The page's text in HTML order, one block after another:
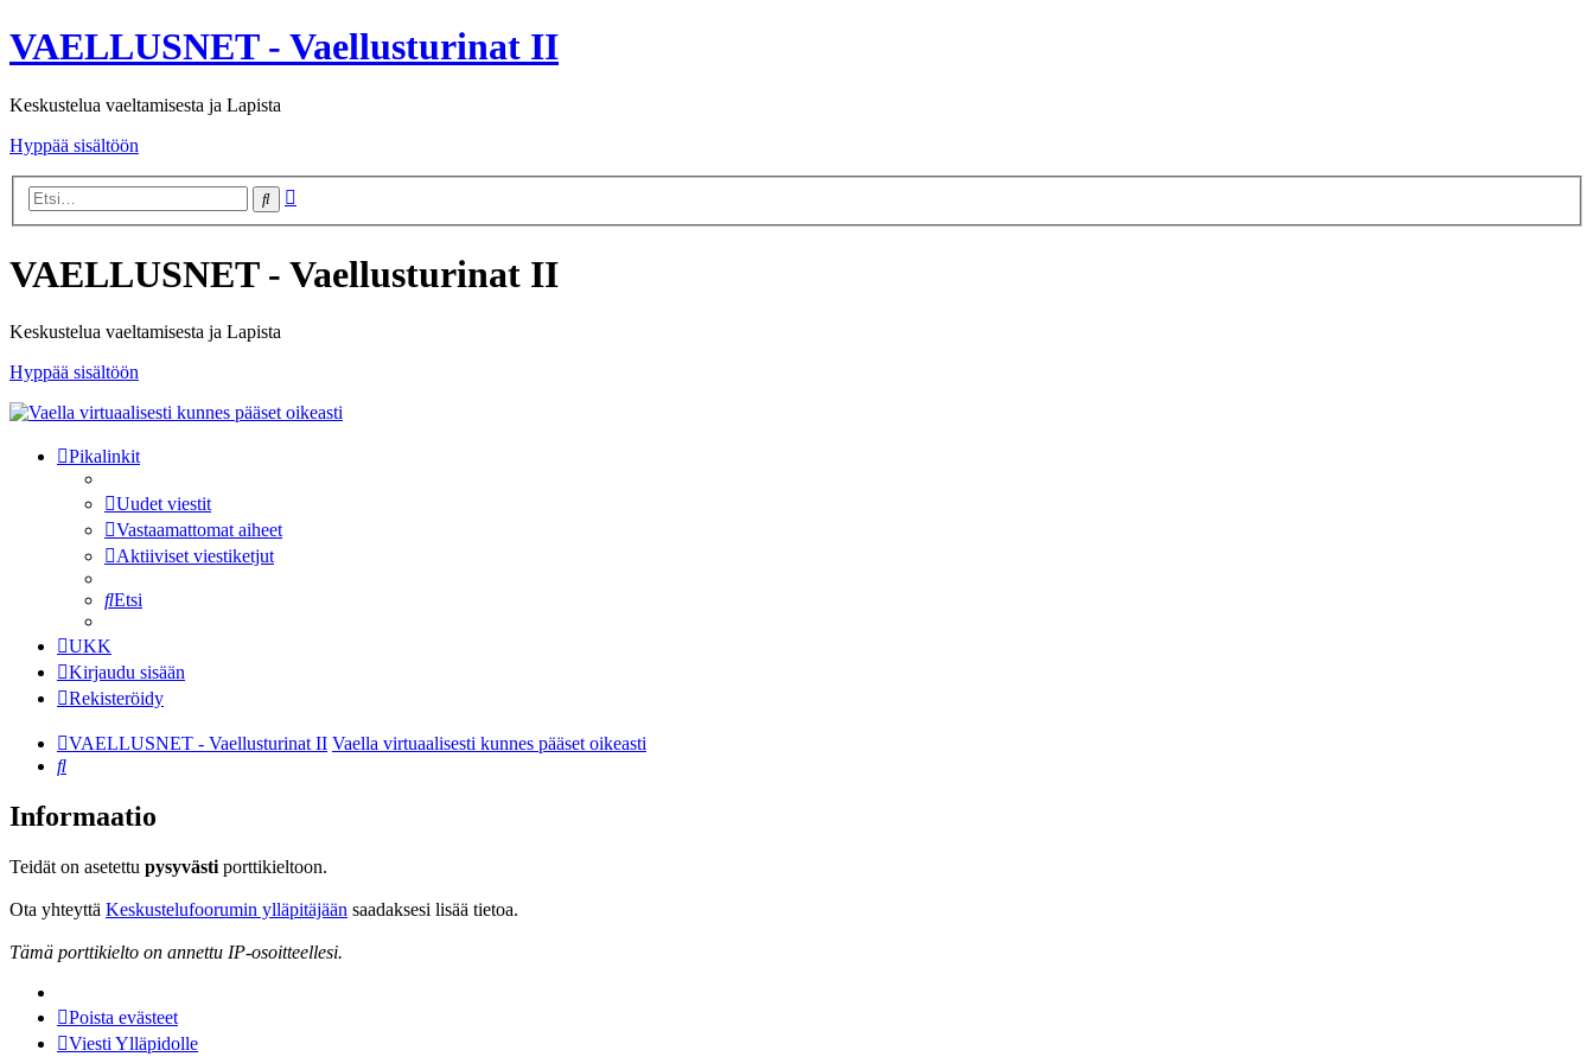
VAELLUSNET - Vaellusturinat II
Keskustelua vaeltamisesta ja Lapista
Hyppää sisältöön
Etsi
VAELLUSNET - Vaellusturinat II
Keskustelua vaeltamisesta ja Lapista
Hyppää sisältöön
Pikalinkit
Uudet viestit
Vastaamattomat aiheet
Aktiiviset viestiketjut
Etsi
UKK
Kirjaudu sisään
Rekisteröidy
VAELLUSNET - Vaellusturinat II Vaella virtuaalisesti kunnes pääset oikeasti
Etsi
Informaatio
Teidät on asetettu pysyvästi porttikieltoon.
Ota yhteyttä Keskustelufoorumin ylläpitäjään saadaksesi lisää tietoa.
Tämä porttikielto on annettu IP-osoitteellesi.
Poista evästeet
Viesti Ylläpidolle